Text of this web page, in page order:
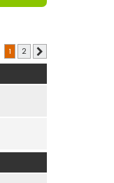
1 2